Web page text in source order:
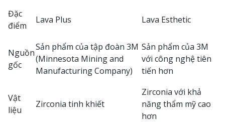
Đặc
điểm
Lava Plus Lava Esthetic
Nguồn
gốc
Sản phẩm của tập đoàn 3M
(Minnesota Mining and
Manufacturing Company)
Sản phẩm của 3M
với công nghệ tiên
tiến hơn
Vật
liệu
Zirconia tinh khiết
Zirconia với khả
năng thẩm mỹ cao
hơn